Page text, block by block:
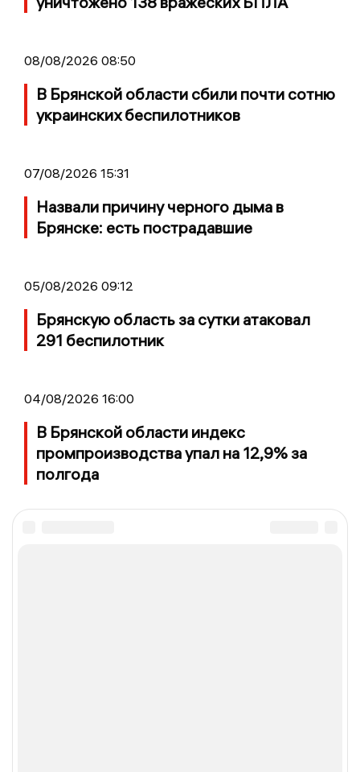
08/08/2026 08:50
В Брянской области сбили почти сотню
украинских беспилотников
07/08/2026 15:31
Назвали причину черного дыма в
Брянске: есть пострадавшие
05/08/2026 09:12
Брянскую область за сутки атаковал
291 беспилотник
04/08/2026 16:00
В Брянской области индекс
промпроизводства упал на 12,9% за
полгода